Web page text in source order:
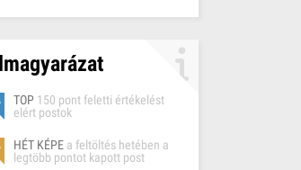
TOP 150 pont feletti értékelést
elért postok
HÉT KÉPE a feltöltés hetében a
legtöbb pontot kapott post